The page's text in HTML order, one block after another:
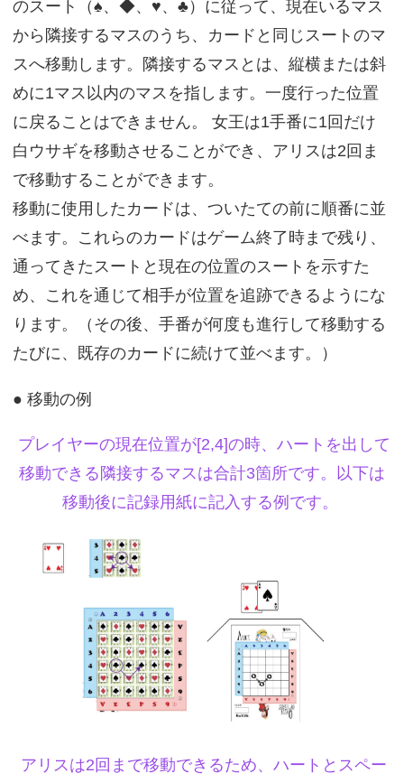
のスート（♠、◆、♥、♣）に従って、現在いるマス
から隣接するマスのうち、カードと同じスートのマ
スへ移動します。隣接するマスとは、縦横または斜
めに1マス以内のマスを指します。一度行った位置
に戻ることはできません。 女王は1手番に1回だけ
白ウサギを移動させることができ、アリスは2回ま
で移動することができます。
移動に使用したカードは、ついたての前に順番に並
べます。これらのカードはゲーム終了時まで残り、
通ってきたスートと現在の位置のスートを示すた
め、これを通じて相手が位置を追跡できるようにな
ります。（その後、手番が何度も進行して移動する
たびに、既存のカードに続けて並べます。）
● 移動の例
プレイヤーの現在位置が[2,4]の時、ハートを出して
移動できる隣接するマスは合計3箇所です。以下は
移動後に記録用紙に記入する例です。
アリスは2回まで移動できるため、ハートとスペー